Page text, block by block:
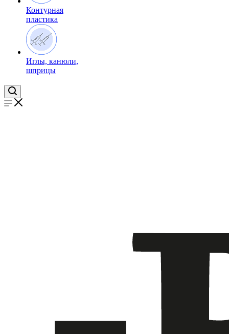
Контурная
пластика
Иглы, канюли,
шприцы